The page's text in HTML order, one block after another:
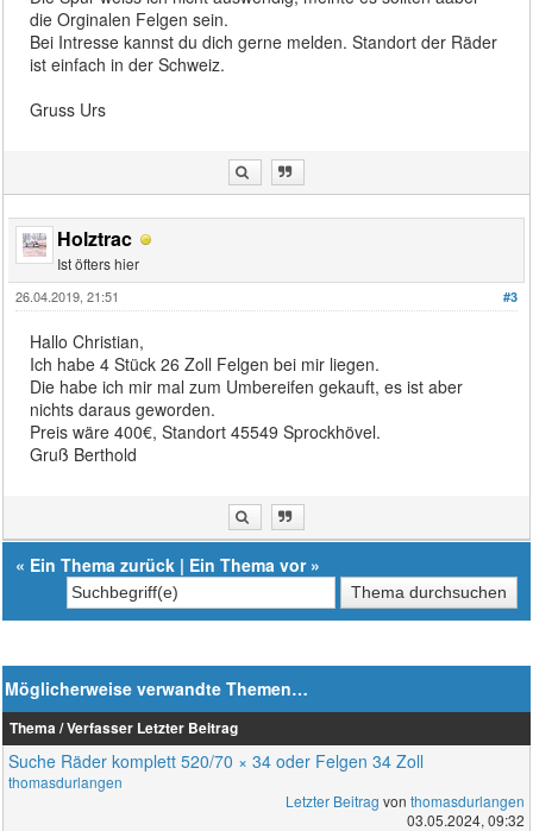
die Orginalen Felgen sein.
Bei Intresse kannst du dich gerne melden. Standort der Räder
ist einfach in der Schweiz.
Gruss Urs
Holztrac
Ist öfters hier
#3
26.04.2019, 21:51
Hallo Christian,
Ich habe 4 Stück 26 Zoll Felgen bei mir liegen.
Die habe ich mir mal zum Umbereifen gekauft, es ist aber
nichts daraus geworden.
Preis wäre 400€, Standort 45549 Sprockhövel.
Gruß Berthold
« Ein Thema zurück | Ein Thema vor»
Möglicherweise verwandte Themen…
Thema / Verfasser Letzter Beitrag
Suche Räder komplett 520/70 × 34 oder Felgen 34 Zoll
thomasdurlangen
Letzter Beitrag von thomasdurlangen
03.05.2024, 09:32